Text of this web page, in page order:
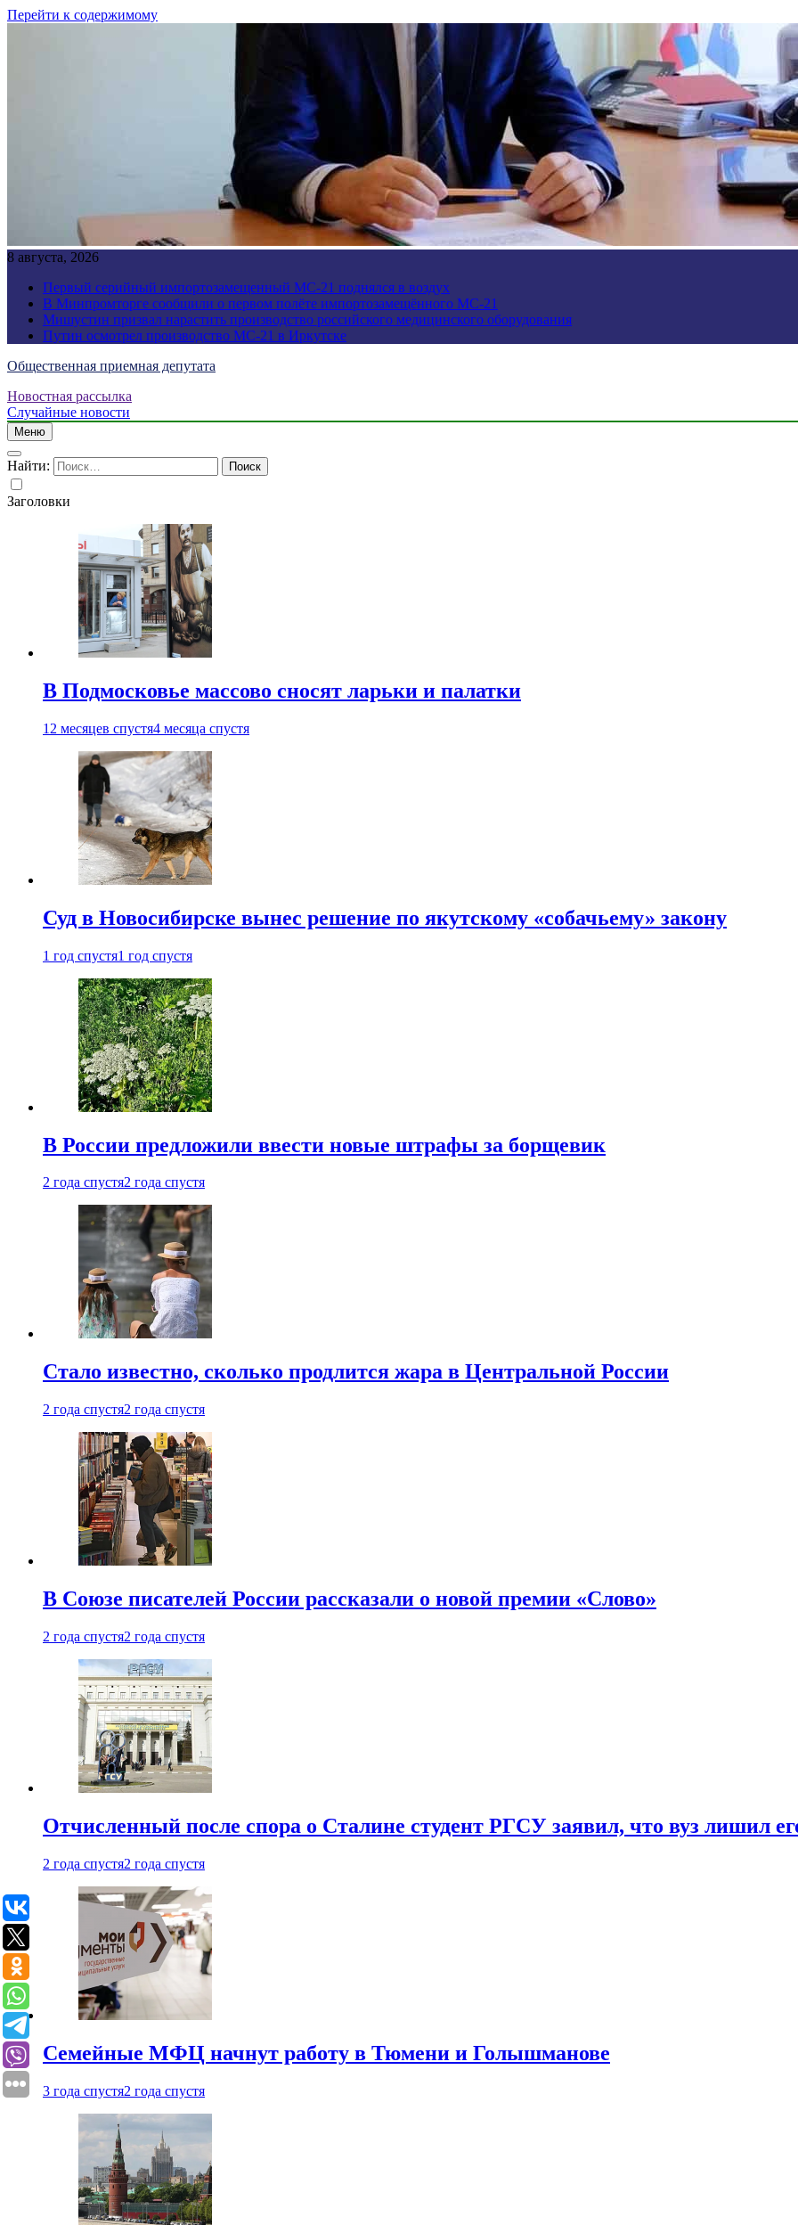
Перейти к содержимому
8 августа, 2026
Первый серийный импортозамещенный МС-21 поднялся в воздух
В Минпромторге сообщили о первом полёте импортозамещённого МС-21
Мишустин призвал нарастить производство российского медицинского оборудования
Путин осмотрел производство МС-21 в Иркутске
Общественная приемная депутата
Новостная рассылка
Случайные новости
Меню
Найти:
Заголовки
В Подмосковье массово сносят ларьки и палатки
12 месяцев спустя4 месяца спустя
Суд в Новосибирске вынес решение по якутскому «собачьему» закону
1 год спустя1 год спустя
В России предложили ввести новые штрафы за борщевик
2 года спустя2 года спустя
Стало известно, сколько продлится жара в Центральной России
2 года спустя2 года спустя
В Союзе писателей России рассказали о новой премии «Слово»
2 года спустя2 года спустя
Отчисленный после спора о Сталине студент РГСУ заявил, что вуз лишил
2 года спустя2 года спустя
Семейные МФЦ начнут работу в Тюмени и Голышманове
3 года спустя2 года спустя